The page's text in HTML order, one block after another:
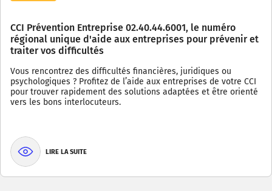
CCI Prévention Entreprise 02.40.44.6001, le numéro
régional unique d'aide aux entreprises pour prévenir et
traiter vos difficultés
Vous rencontrez des difficultés financières, juridiques ou
psychologiques ? Profitez de l’aide aux entreprises de votre CCI
pour trouver rapidement des solutions adaptées et être orienté
vers les bons interlocuteurs.
LIRE LA SUITE